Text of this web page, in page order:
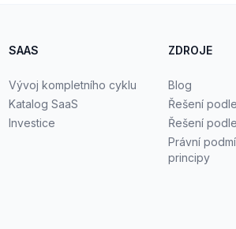
SAAS
Vývoj kompletního cyklu
Katalog SaaS
Investice
ZDROJE
Blog
Řešení
Řešení
Právní
principy